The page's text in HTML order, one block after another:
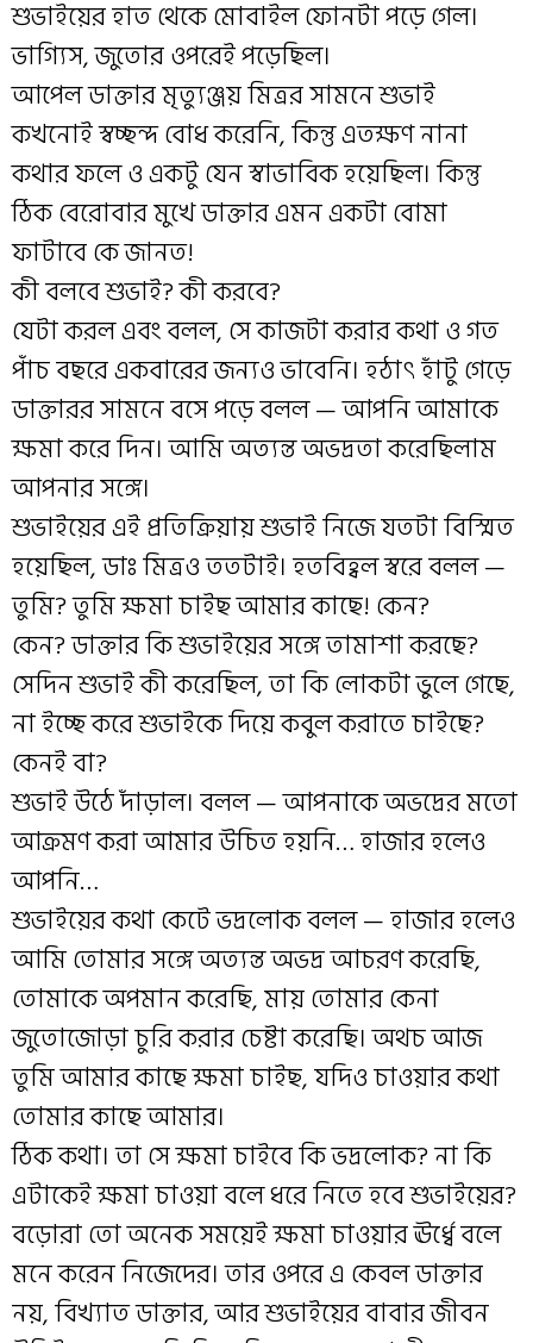
শুভাইয়ের হাত থেকে মোবাইল ফোনটা পড়ে গেল।
ভাগ্যিস, জুতোর ওপরেই পড়েছিল।
আপেল ডাক্তার মৃত্যুঞ্জয় মিত্রর সামনে শুভাই
কখনোই স্বচ্ছন্দ বোধ করেনি, কিন্তু এতক্ষণ নানা
কথার ফলে ও একটু যেন স্বাভাবিক হয়েছিল। কিন্তু
ঠিক বেরোবার মুখে ডাক্তার এমন একটা বোমা
ফাটাবে কে জানত!
কী বলবে শুভাই? কী করবে?
যেটা করল এবং বলল, সে কাজটা করার কথা ও গত
পাঁচ বছরে একবারের জন্যও ভাবেনি। হঠাৎ হাঁটু গেড়ে
ডাক্তারর সামনে বসে পড়ে বলল — আপনি আমাকে
ক্ষমা করে দিন। আমি অত্যন্ত অভদ্রতা করেছিলাম
আপনার সঙ্গে।
শুভাইয়ের এই প্রতিক্রিয়ায় শুভাই নিজে যতটা বিস্মিত
হয়েছিল, ডাঃ মিত্রও ততটাই। হতবিহ্বল স্বরে বলল —
তুমি? তুমি ক্ষমা চাইছ আমার কাছে! কেন?
কেন? ডাক্তার কি শুভাইয়ের সঙ্গে তামাশা করছে?
সেদিন শুভাই কী করেছিল, তা কি লোকটা ভুলে গেছে,
না ইচ্ছে করে শুভাইকে দিয়ে কবুল করাতে চাইছে?
কেনই বা?
শুভাই উঠে দাঁড়াল। বলল — আপনাকে অভদ্রের মতো
আক্রমণ করা আমার উচিত হয়নি… হাজার হলেও
আপনি…
শুভাইয়ের কথা কেটে ভদ্রলোক বলল — হাজার হলেও
আমি তোমার সঙ্গে অত্যন্ত অভদ্র আচরণ করেছি,
তোমাকে অপমান করেছি, মায় তোমার কেনা
জুতোজোড়া চুরি করার চেষ্টা করেছি। অথচ আজ
তুমি আমার কাছে ক্ষমা চাইছ, যদিও চাওয়ার কথা
তোমার কাছে আমার।
ঠিক কথা। তা সে ক্ষমা চাইবে কি ভদ্রলোক? না কি
এটাকেই ক্ষমা চাওয়া বলে ধরে নিতে হবে শুভাইয়ের?
বড়োরা তো অনেক সময়েই ক্ষমা চাওয়ার ঊর্ধ্বে বলে
মনে করেন নিজেদের। তার ওপরে এ কেবল ডাক্তার
নয়, বিখ্যাত ডাক্তার, আর শুভাইয়ের বাবার জীবন